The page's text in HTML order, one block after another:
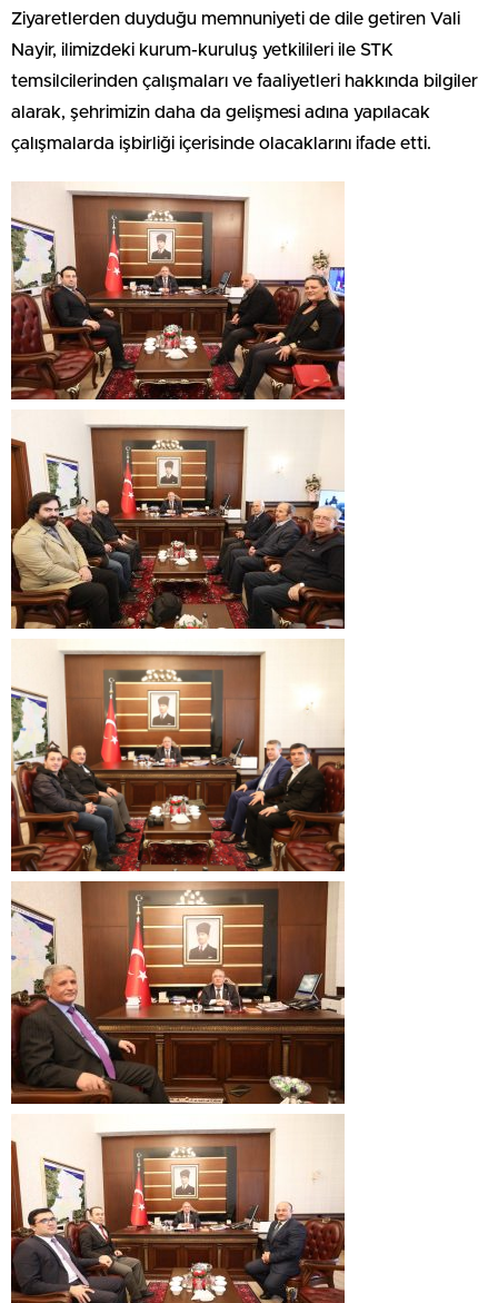
Ziyaretlerden duyduğu memnuniyeti de dile getiren Vali
Nayir, ilimizdeki kurum-kuruluş yetkilileri ile STK
temsilcilerinden çalışmaları ve faaliyetleri hakkında bilgiler
alarak, şehrimizin daha da gelişmesi adına yapılacak
çalışmalarda işbirliği içerisinde olacaklarını ifade etti.